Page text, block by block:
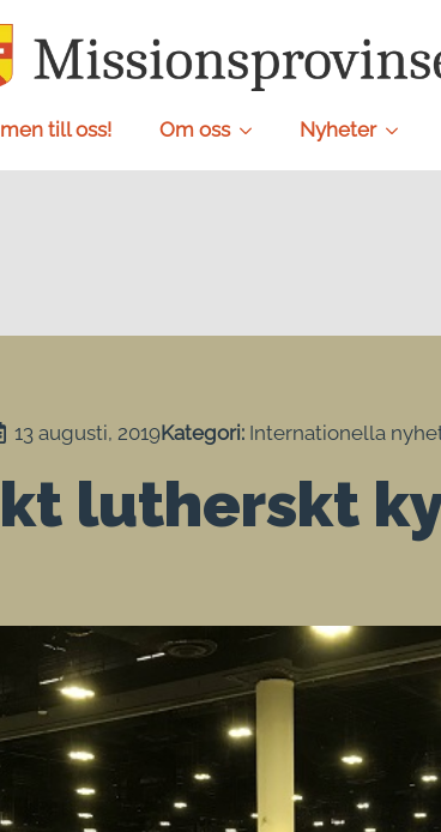
till oss! Om oss Nyheter
13 augusti, 2019Kategori: Internationella
lutherskt